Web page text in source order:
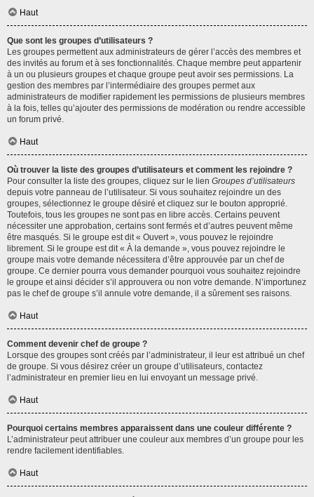
Haut
Que sont les groupes d’utilisateurs ?
Les groupes permettent aux administrateurs de gérer l’accès des membres et
des invités au forum et à ses fonctionnalités. Chaque membre peut appartenir
à un ou plusieurs groupes et chaque groupe peut avoir ses permissions. La
gestion des membres par l’intermédiaire des groupes permet aux
administrateurs de modifier rapidement les permissions de plusieurs membres
à la fois, telles qu’ajouter des permissions de modération ou rendre accessible
un forum privé.
Haut
Où trouver la liste des groupes d’utilisateurs et comment les rejoindre ?
Pour consulter la liste des groupes, cliquez sur le lien Groupes d’utilisateurs
depuis votre panneau de l’utilisateur. Si vous souhaitez rejoindre un des
groupes, sélectionnez le groupe désiré et cliquez sur le bouton approprié.
Toutefois, tous les groupes ne sont pas en libre accès. Certains peuvent
nécessiter une approbation, certains sont fermés et d’autres peuvent même
être masqués. Si le groupe est dit « Ouvert », vous pouvez le rejoindre
librement. Si le groupe est dit « À la demande », vous pouvez rejoindre le
groupe mais votre demande nécessitera d’être approuvée par un chef de
groupe. Ce dernier pourra vous demander pourquoi vous souhaitez rejoindre
le groupe et ainsi décider s’il approuvera ou non votre demande. N’importunez
pas le chef de groupe s’il annule votre demande, il a sûrement ses raisons.
Haut
Comment devenir chef de groupe ?
Lorsque des groupes sont créés par l’administrateur, il leur est attribué un chef
de groupe. Si vous désirez créer un groupe d’utilisateurs, contactez
l’administrateur en premier lieu en lui envoyant un message privé.
Haut
Pourquoi certains membres apparaissent dans une couleur différente ?
L’administrateur peut attribuer une couleur aux membres d’un groupe pour les
rendre facilement identifiables.
Haut